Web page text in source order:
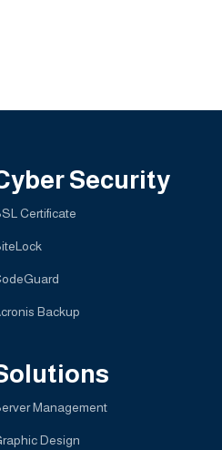
Security
Certificate
Backup
Management
Design